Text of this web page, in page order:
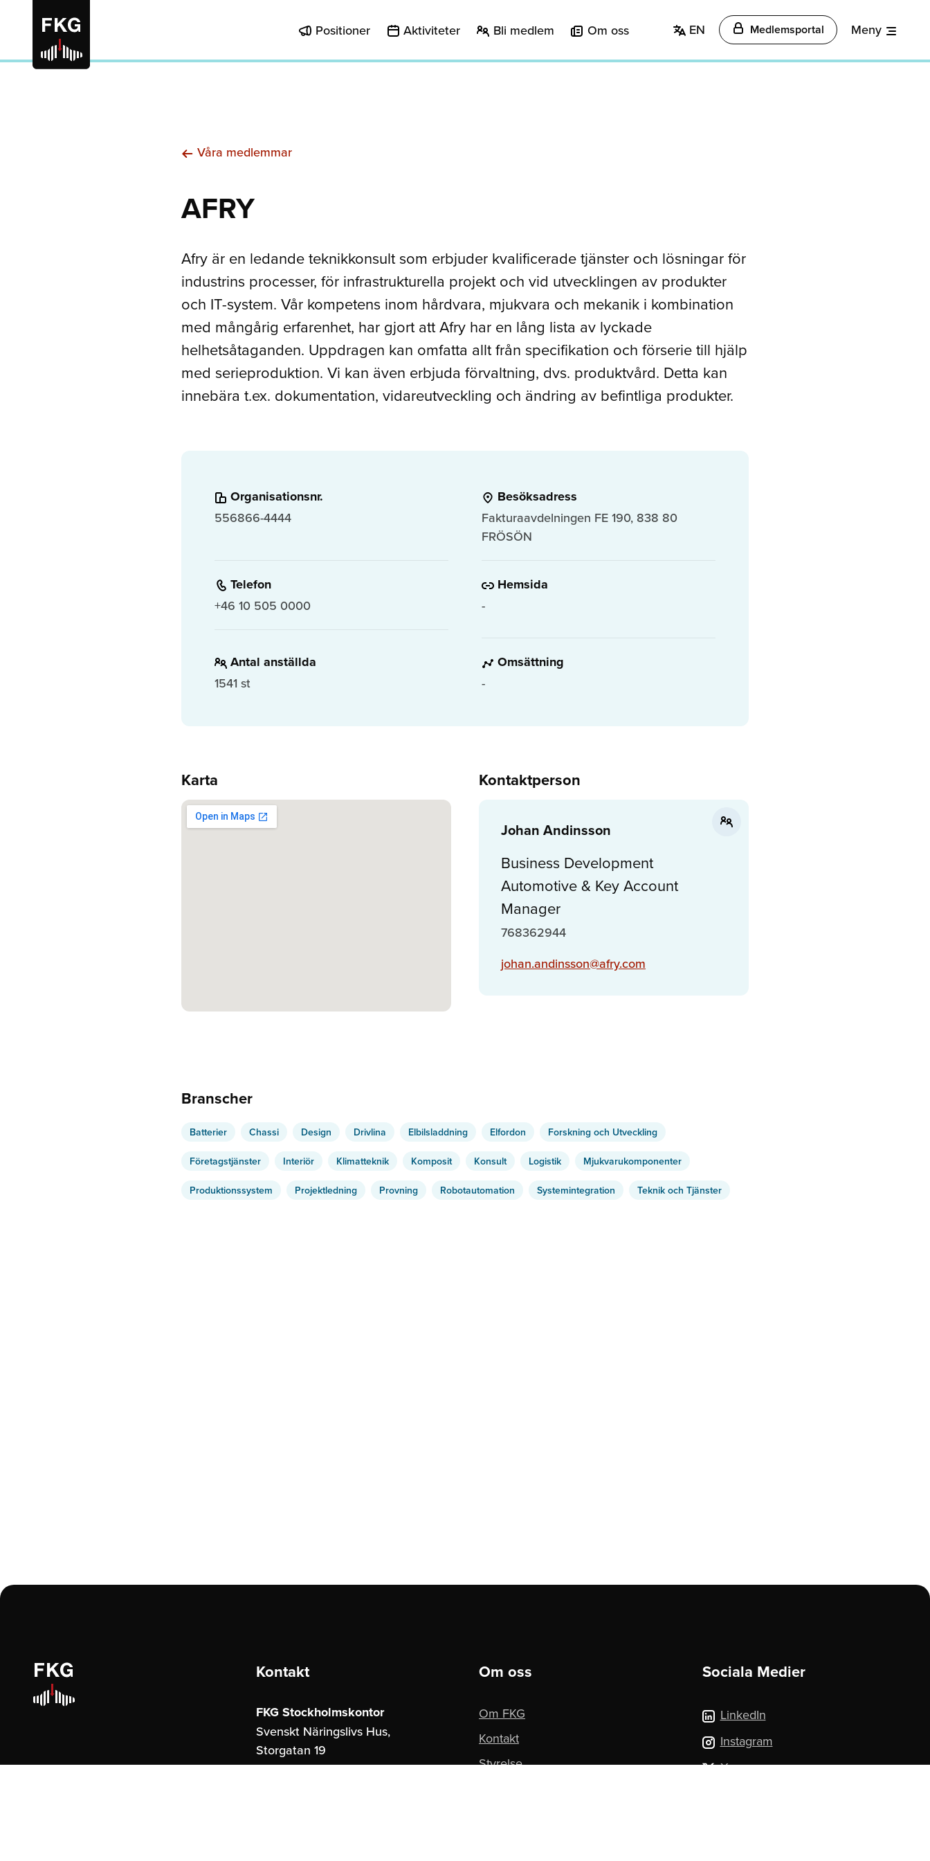
Positioner Aktiviteter Bli medlem Om oss EN Medlemsportal Meny
Våra medlemmar
AFRY
Afry är en ledande teknikkonsult som erbjuder kvalificerade tjänster och lösningar för
industrins processer, för infrastrukturella projekt och vid utvecklingen av produkter
och IT-system. Vår kompetens inom hårdvara, mjukvara och mekanik i kombination
med mångårig erfarenhet, har gjort att Afry har en lång lista av lyckade
helhetsåtaganden. Uppdragen kan omfatta allt från specifikation och förserie till hjälp
med serieproduktion. Vi kan även erbjuda förvaltning, dvs. produktvård. Detta kan
innebära t.ex. dokumentation, vidareutveckling och ändring av befintliga produkter.
Organisationsnr.
556866-4444
Besöksadress
Fakturaavdelningen FE 190, 838 80
FRÖSÖN
Telefon
+46 10 505 0000
Hemsida
-
Antal anställda
1541 st
Omsättning
-
Karta Kontaktperson
Johan Andinsson
Business Development
Automotive & Key Account
Manager
768362944
johan.andinsson@afry.com
Branscher
Batterier Chassi Design Drivlina Elbilsladdning Elfordon Forskning och Utveckling
Företagstjänster Interiör Klimatteknik Komposit Konsult Logistik Mjukvarukomponenter
Produktionssystem Projektledning Provning Robotautomation Systemintegration Teknik och Tjänster
Kontakt
FKG Stockholmskontor
Svenskt Näringslivs Hus,
Storgatan 19
114 51 Stockholm
Om oss
Om FKG
Kontakt
Styrelse
Sociala Medier
LinkedIn
Instagram
X.com